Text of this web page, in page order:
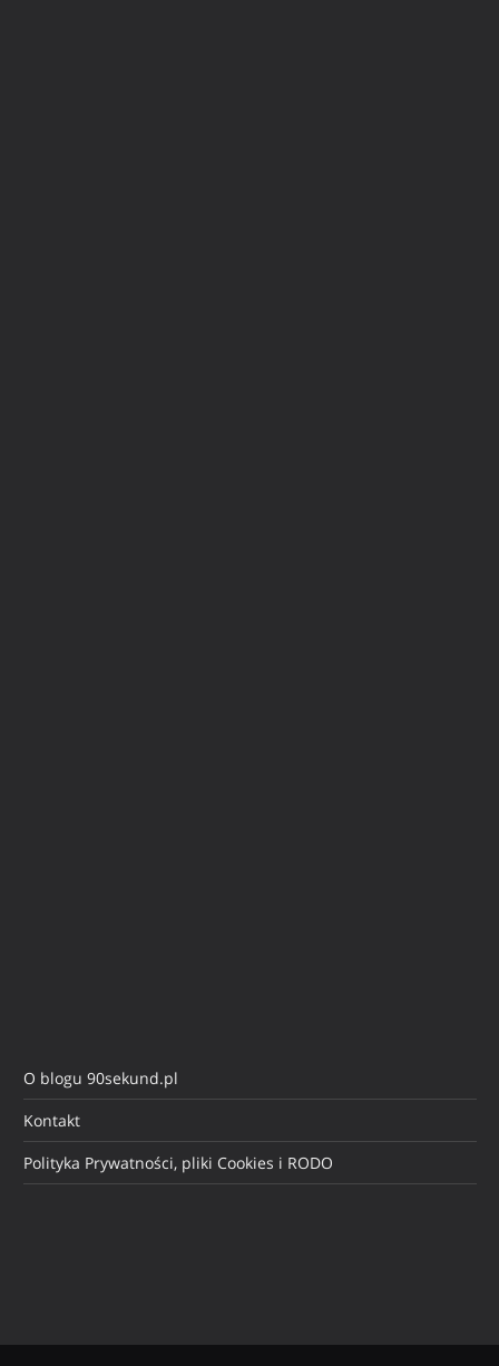
O blogu 90sekund.pl
Kontakt
Polityka Prywatności, pliki Cookies i RODO